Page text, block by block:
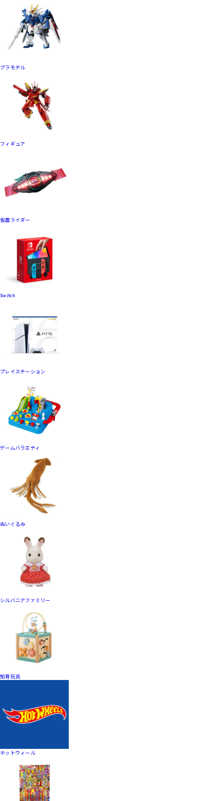
プラモデル
フィギュア
仮面ライダー
Switch
プレイステーション
ゲームバラエティ
ぬいぐるみ
シルバニアファミリー
知育玩具
ホットウィール